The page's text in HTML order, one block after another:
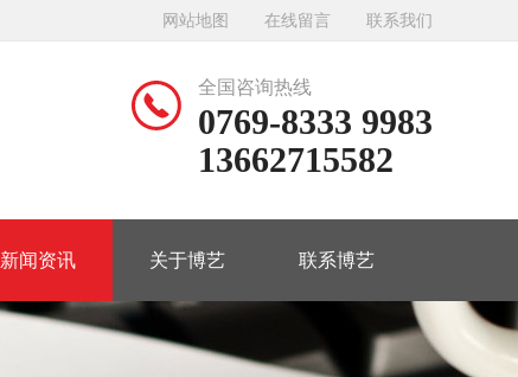
网站地图 在线留言 联系我们
全国咨询热线
0769-8333 9983
13662715582
新闻资讯 关于博艺 联系博艺